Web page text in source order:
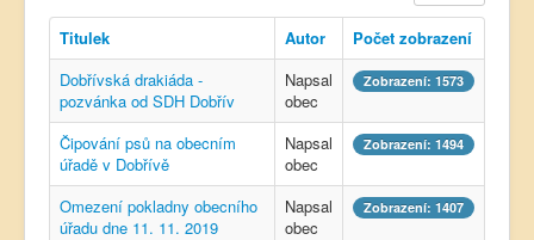
Titulek Autor
Počet zobrazení
Dobřívská drakiáda -
pozvánka od SDH Dobřív
Napsal
obec
Zobrazení: 1573
Čipování psů na obecním
úřadě v Dobřívě
Napsal
obec
Zobrazení: 1494
Omezení pokladny obecního
úřadu dne 11. 11. 2019
Napsal
obec
Zobrazení: 1407